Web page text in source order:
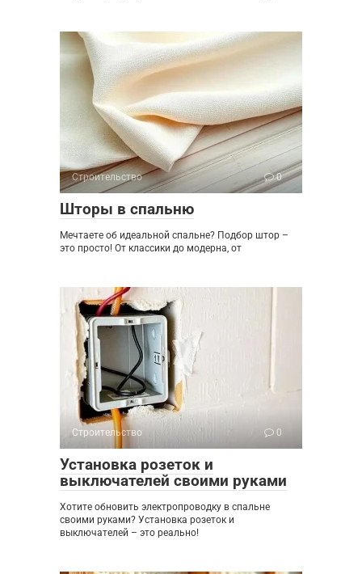
Строительство 0
Шторы в спальню
Мечтаете об идеальной спальне? Подбор штор –
это просто! От классики до модерна, от
Строительство 0
Установка розеток и
выключателей своими руками
Хотите обновить электропроводку в спальне
своими руками? Установка розеток и
выключателей – это реально!